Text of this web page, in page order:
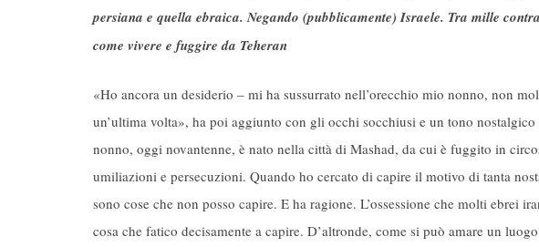
persiana e quella ebraica. Negando (pubblicamente) Israele. Tra mille
come vivere e fuggire da Teheran
«Ho ancora un desiderio – mi ha sussurrato nell’orecchio mio nonno, non
un’ultima volta», ha poi aggiunto con gli occhi socchiusi e un tono
nonno, oggi novantenne, è nato nella città di Mashad, da cui è fuggito in
umiliazioni e persecuzioni. Quando ho cercato di capire il motivo di tanta
sono cose che non posso capire. E ha ragione. L’ossessione che molti ebrei
cosa che fatico decisamente a capire. D’altronde, come si può amare un